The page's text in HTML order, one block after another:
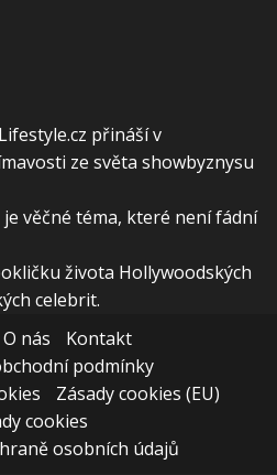
přináší v
ze světa showbyznysu
věčné téma, které není fádní
života Hollywoodských
celebrit.
O nás
Kontakt
podmínky
Zásady cookies (EU)
cookies
osobních údajů